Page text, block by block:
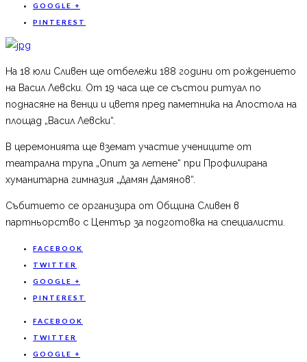
GOOGLE +
PINTEREST
На 18 юли Сливен ще отбележи 188 години от рождението
на Васил Левски. От 19 часа ще се състои ритуал по
поднасяне на венци и цветя пред паметника на Апостола на
площад „Васил Левски“.
В церемонията ще вземат участие учениците от
театрална трупа „Опит за летене“ при Профилирана
хуманитарна гимназия „Дамян Дамянов“.
Събитието се организира от Община Сливен в
партньорство с Център за подготовка на специалисти.
FACEBOOK
TWITTER
GOOGLE +
PINTEREST
FACEBOOK
TWITTER
GOOGLE +